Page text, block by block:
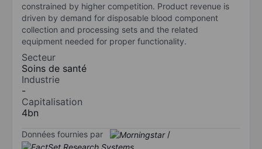
constrained by higher competition. Product revenue is
driven by demand for disposable blood component
collection and processing sets and the related
equipment needed for proper functionality.
Secteur
Soins de santé
Industrie
-
Capitalisation
4bn
Données fournies par /